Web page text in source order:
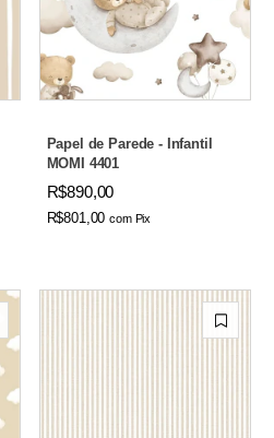
Papel de Parede - Infantil
MOMI 4401
R$890,00
R$801,00com Pix